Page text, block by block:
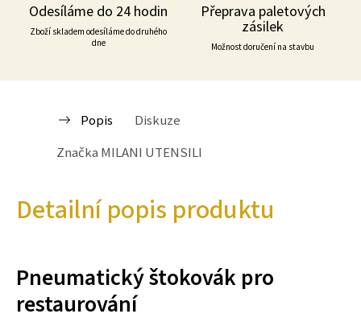
Odesíláme do 24 hodin
Zboží skladem odesíláme do druhého
dne
Přeprava paletových
zásilek
Možnost doručení na stavbu
Popis
Diskuze
Značka MILANI UTENSILI
Detailní popis produktu
Pneumatický štokovák pro
restaurování